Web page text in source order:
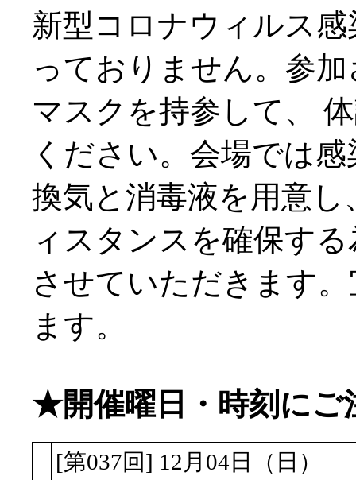
新型コロナウィルス
っておりません。参
マスクを持参して、
ください。会場では
換気と消毒液を用意
ィスタンスを確保す
させていただきます
ます。
★開催曜日・時刻にご
[第037回] 12月04日（日）